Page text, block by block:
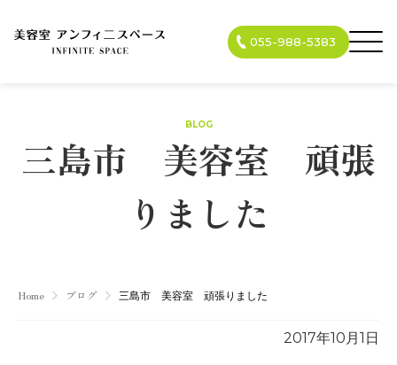
055-988-5383
BLOG
三島市 美容室 頑張
りました
Home ブログ 三島市 美容室 頑張りました
2017年10月1日